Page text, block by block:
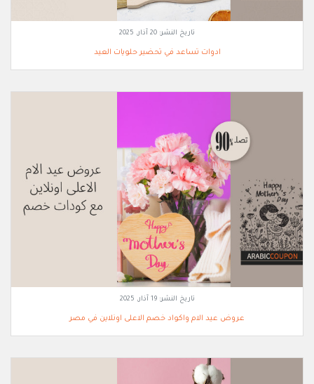
تاريخ النشر: 20 آذار, 2025
ادوات تساعد في تحضير حلويات العيد
تاريخ النشر:19 آذار, 2025
عروض عيد الام واكواد خصم الاعلى اونلاين في مصر